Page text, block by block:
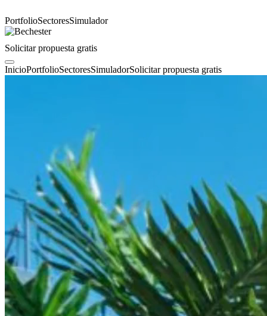
PortfolioSectoresSimulador
Solicitar propuesta gratis
InicioPortfolioSectoresSimuladorSolicitar propuesta gratis